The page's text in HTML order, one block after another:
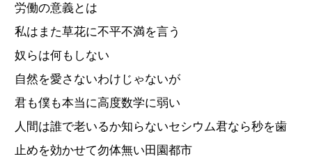
労働の意義とは
私はまた草花に不平不満を言う
奴らは何もしない
自然を愛さないわけじゃないが
君も僕も本当に高度数学に弱い
人間は誰で老いるか知らないセシウム君なら秒を歯
止めを効かせて勿体無い田園都市